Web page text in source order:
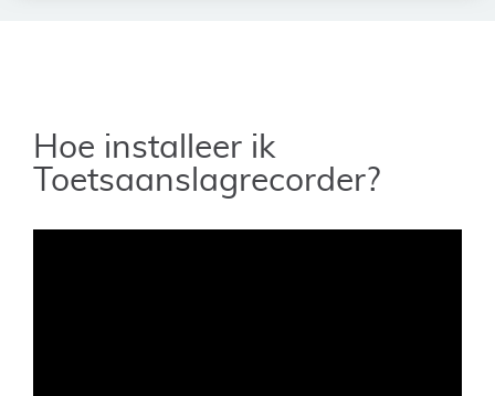
Hoe installeer ik
Toetsaanslagrecorder?